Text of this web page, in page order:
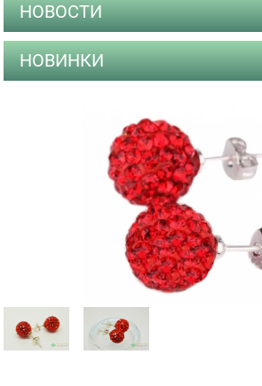
НОВОСТИ
НОВИНКИ